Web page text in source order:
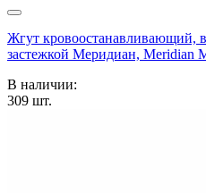
Жгут кровоостанавливающий,
застежкой Меридиан,
В наличии:
309 шт.